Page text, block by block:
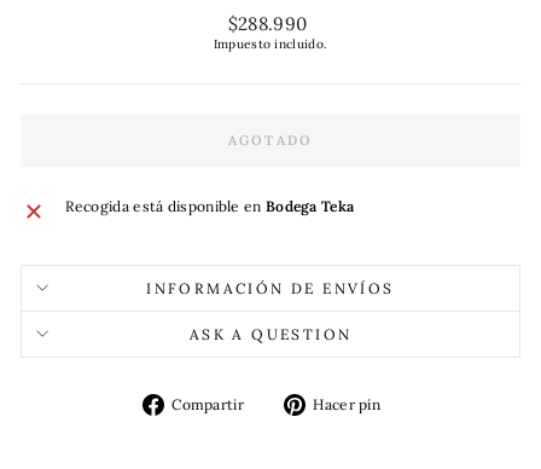
Precio
habitual
$288.990
Impuesto incluido.
AGOTADO
Recogida está disponible en Bodega Teka
INFORMACIÓN DE ENVÍOS
ASK A QUESTION
Compartir
CompartirHacer pin